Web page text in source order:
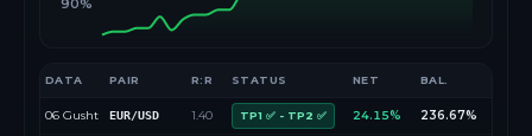
90%
DATA PAIR R:R STATUS NET BAL.
06 Gusht EUR/USD 1.40 TP1 ✅ - TP2 ✅ 24.15% 236.67%